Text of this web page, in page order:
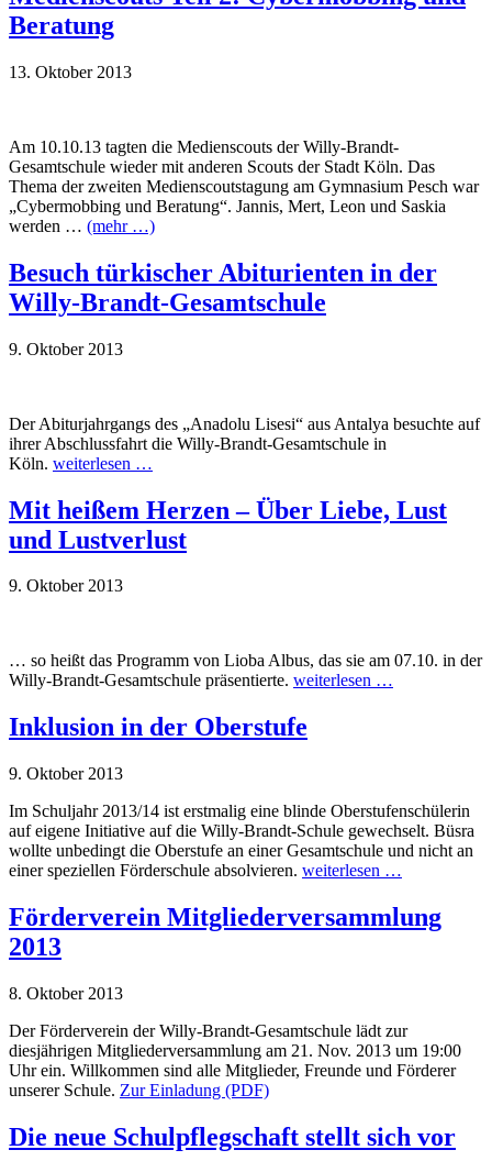
Beratung
13. Oktober 2013
Am 10.10.13 tagten die Medienscouts der Willy-Brandt-
Gesamtschule wieder mit anderen Scouts der Stadt Köln. Das
Thema der zweiten Medienscoutstagung am Gymnasium Pesch war
„Cybermobbing und Beratung“. Jannis, Mert, Leon und Saskia
werden … (mehr …)
Besuch türkischer Abiturienten in der
Willy-Brandt-Gesamtschule
9. Oktober 2013
Der Abiturjahrgangs des „Anadolu Lisesi“ aus Antalya besuchte auf
ihrer Abschlussfahrt die Willy-Brandt-Gesamtschule in
Köln. weiterlesen …
Mit heißem Herzen – Über Liebe, Lust
und Lustverlust
9. Oktober 2013
… so heißt das Programm von Lioba Albus, das sie am 07.10. in der
Willy-Brandt-Gesamtschule präsentierte. weiterlesen …
Inklusion in der Oberstufe
9. Oktober 2013
Im Schuljahr 2013/14 ist erstmalig eine blinde Oberstufenschülerin
auf eigene Initiative auf die Willy-Brandt-Schule gewechselt. Büsra
wollte unbedingt die Oberstufe an einer Gesamtschule und nicht an
einer speziellen Förderschule absolvieren. weiterlesen …
Förderverein Mitgliederversammlung
2013
8. Oktober 2013
Der Förderverein der Willy-Brandt-Gesamtschule lädt zur
diesjährigen Mitgliederversammlung am 21. Nov. 2013 um 19:00
Uhr ein. Willkommen sind alle Mitglieder, Freunde und Förderer
unserer Schule. Zur Einladung (PDF)
Die neue Schulpflegschaft stellt sich vor